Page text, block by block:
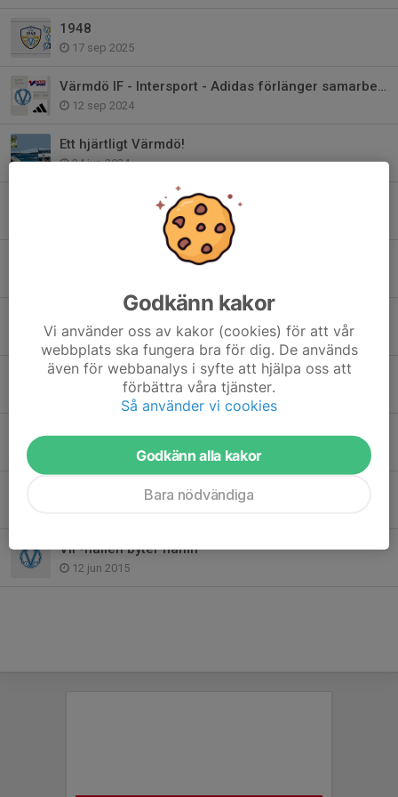
1948
17 sep 2025
Värmdö IF - Intersport - Adidas förlänger samarbetet!
12 sep 2024
Ett hjärtligt Värmdö!
24 jun 2024
Bli medlem i Club 1948 - Värmdö IF:s Vänner
Värdegrundsambassadör - Värmdös viktigaste
27 dec 2023
Värmdö IF har sorg
17 apr 2023
Värmdö IF-familjen har sorg
Sommarfotbollsskolan en succé!
VIF-hallen byter namn
12 jun 2015
Godkänn kakor
Vi använder oss av kakor (cookies) för att vår
webbplats ska fungera bra för dig. De används
även för webbanalys i syfte att hjälpa oss att
förbättra våra tjänster.
Så använder vi cookies
Godkänn alla kakor
Bara nödvändiga